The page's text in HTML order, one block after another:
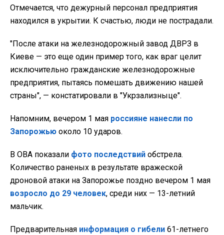
Отмечается, что дежурный персонал предприятия
находился в укрытии. К счастью, люди не пострадали.
"После атаки на железнодорожный завод ДВРЗ в
Киеве — это еще один пример того, как враг целит
исключительно гражданские железнодорожные
предприятия, пытаясь помешать движению нашей
страны", — констатировали в "Укрзализныце".
Напомним, вечером 1 мая россияне нанесли по
Запорожью около 10 ударов.
В ОВА показали фото последствий обстрела.
Количество раненых в результате вражеской
дроновой атаки на Запорожье поздно вечером 1 мая
возросло до 29 человек, среди них — 13-летний
мальчик.
Предварительная информация о гибели 61-летнего